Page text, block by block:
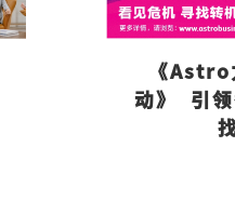
《
动》  引